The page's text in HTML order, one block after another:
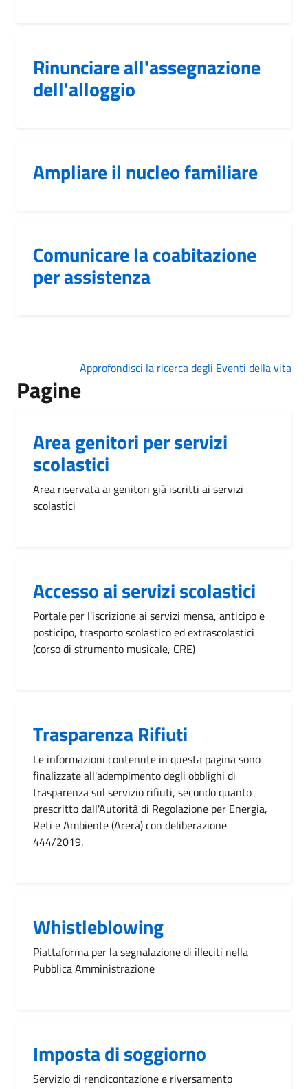
Rinunciare all'assegnazione
dell'alloggio
Ampliare il nucleo familiare
Comunicare la coabitazione
per assistenza
Approfondisci la ricerca degli Eventi della vita
Pagine
Area genitori per servizi
scolastici
Area riservata ai genitori già iscritti ai servizi
scolastici
Accesso ai servizi scolastici
Portale per l'iscrizione ai servizi mensa, anticipo e
posticipo, trasporto scolastico ed extrascolastici
(corso di strumento musicale, CRE)
Trasparenza Rifiuti
Le informazioni contenute in questa pagina sono
finalizzate all'adempimento degli obblighi di
trasparenza sul servizio rifiuti, secondo quanto
prescritto dall'Autorità di Regolazione per Energia,
Reti e Ambiente (Arera) con deliberazione
444/2019.
Whistleblowing
Piattaforma per la segnalazione di illeciti nella
Pubblica Amministrazione
Imposta di soggiorno
Servizio di rendicontazione e riversamento